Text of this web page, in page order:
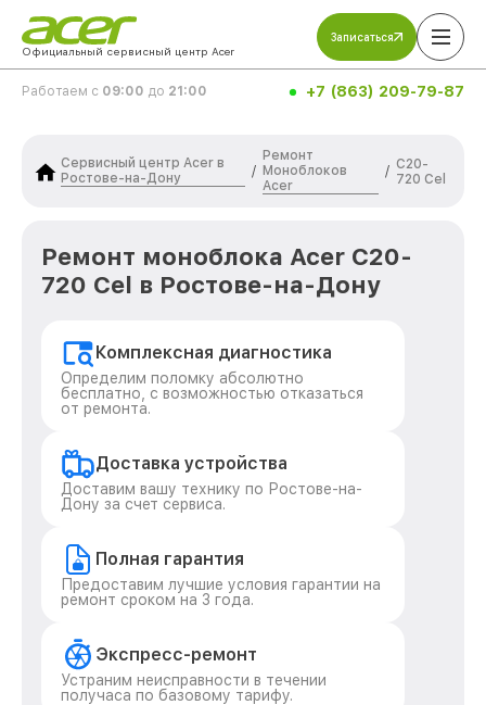
Официальный сервисный центр Acer
Записаться
Работаем с 09:00 до 21:00 +7 (863) 209-79-87
Сервисный центр Acer в
Ростове-на-Дону
/
Ремонт
Моноблоков
Acer
/ C20-
720 Cel
Ремонт моноблока Acer C20-
720 Cel в Ростове-на-Дону
Комплексная диагностика
Определим поломку абсолютно
бесплатно, с возможностью отказаться
от ремонта.
Доставка устройства
Доставим вашу технику по Ростове-на-
Дону за счет сервиса.
Полная гарантия
Предоставим лучшие условия гарантии на
ремонт сроком на 3 года.
Экспресс-ремонт
Устраним неисправности в течении
получаса по базовому тарифу.